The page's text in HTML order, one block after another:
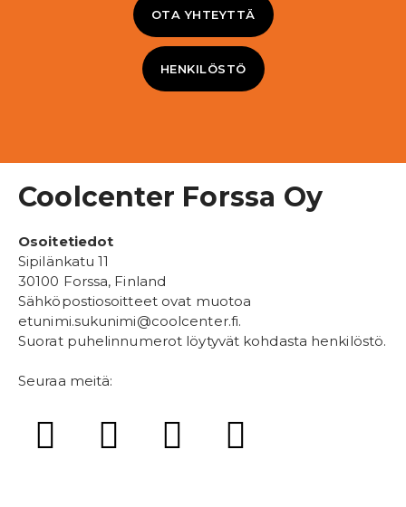
OTA YHTEYTTÄ
HENKILÖSTÖ
Coolcenter Forssa Oy
Osoitetiedot
Sipilänkatu 11
30100 Forssa, Finland
Sähköpostiosoitteet ovat muotoa
etunimi.sukunimi@coolcenter.fi.
Suorat puhelinnumerot löytyvät kohdasta henkilöstö.
Seuraa meitä: